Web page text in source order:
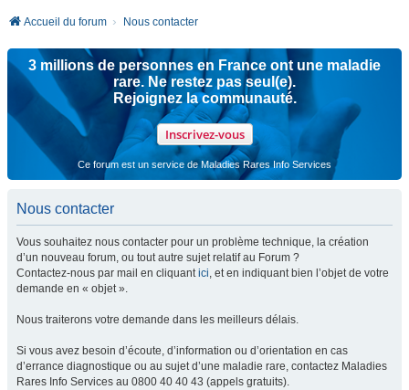
Accueil du forum Nous contacter
3 millions de personnes en France ont une maladie
rare. Ne restez pas seul(e).
Rejoignez la communauté.
Inscrivez-vous
Ce forum est un service de Maladies Rares Info Services
Nous contacter
Vous souhaitez nous contacter pour un problème technique, la création
d’un nouveau forum, ou tout autre sujet relatif au Forum ?
Contactez-nous par mail en cliquantici, et en indiquant bien l’objet de votre
demande en « objet ».
Nous traiterons votre demande dans les meilleurs délais.
Si vous avez besoin d’écoute, d’information ou d’orientation en cas
d’errance diagnostique ou au sujet d’une maladie rare, contactez Maladies
Rares Info Services au 0800 40 40 43 (appels gratuits).